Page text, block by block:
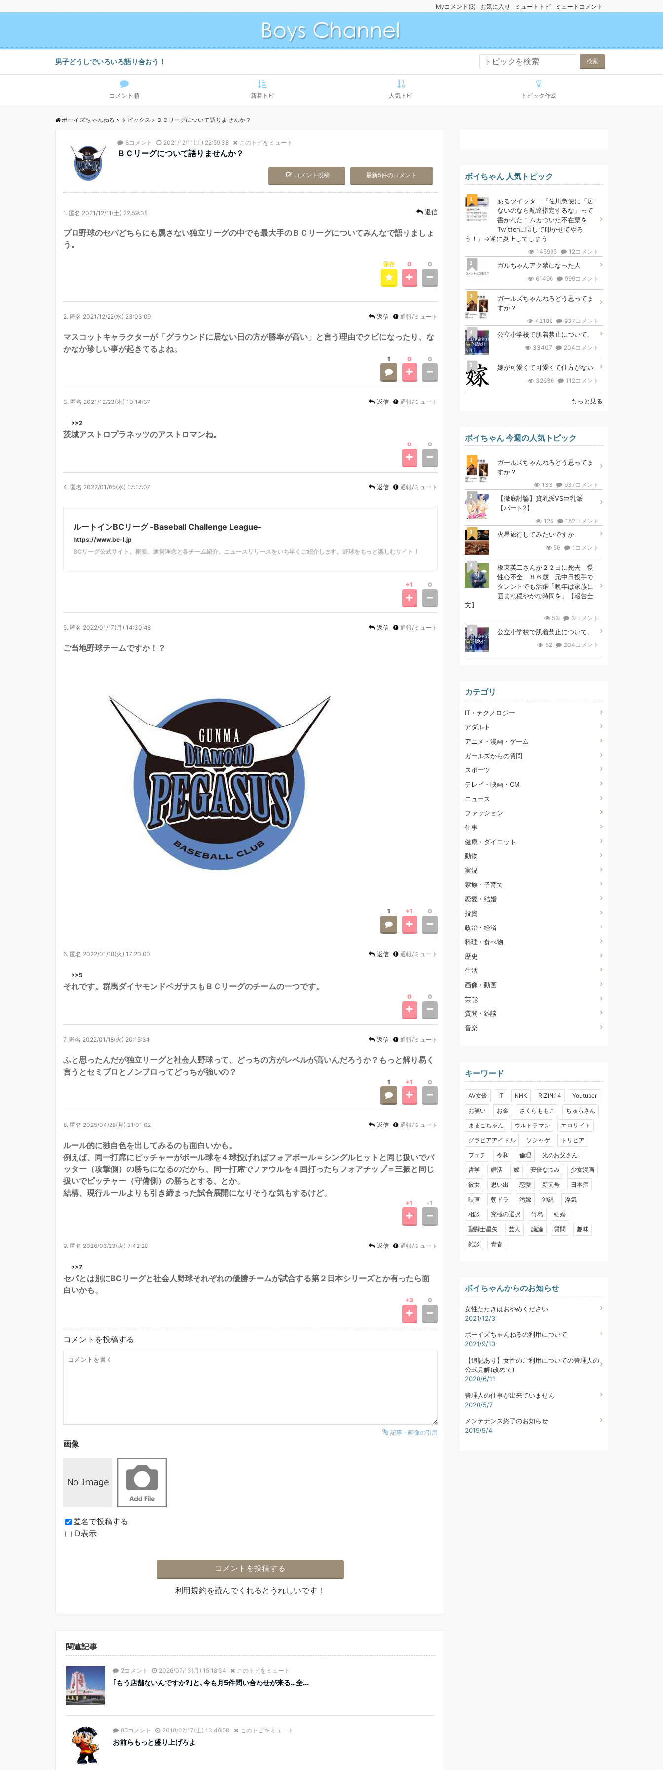
ミュートコメント
ミュートトピ
お気に入り
Myコメント(β)
男子どうしでいろいろ語り合おう！
コメント順 新着トピ 人気トピ トピック作成
ボーイズちゃんねる トピックス ＢＣリーグについて語りませんか？
8コメント 2021/12/11(土) 22:59:38 このトピをミュート
ＢＣリーグについて語りませんか？
コメント投稿 最新5件のコメント
1. 匿名 2021/12/11(土) 22:59:38 返信
プロ野球のセパどちらにも属さない独立リーグの中でも最大手のＢＣリーグについてみんなで語りましょ
う。
保存 0 0
2. 匿名 2021/12/22(水) 23:03:09 返信 通報/ミュート
マスコットキャラクターが「グラウンドに居ない日の方が勝率が高い」と言う理由でクビになったり、な
かなか珍しい事が起きてるよね。
1 0 0
3. 匿名 2021/12/23(木) 10:14:37 返信 通報/ミュート
>>2
茨城アストロプラネッツのアストロマンね。
0 0
4. 匿名 2022/01/05(水) 17:17:07 返信 通報/ミュート
ルートインBCリーグ -Baseball Challenge League-
https://www.bc-l.jp
BCリーグ公式サイト。概要、運営理念と各チーム紹介、ニュースリリースをいち早くご紹介します。野球をもっと楽しむサイト！
+1 0
5. 匿名 2022/01/17(月) 14:30:48 返信 通報/ミュート
ご当地野球チームですか！？
1 +1 0
6. 匿名 2022/01/18(火) 17:20:00 返信 通報/ミュート
>>5
それです。群馬ダイヤモンドペガサスもＢＣリーグのチームの一つです。
0 0
7. 匿名 2022/01/18(火) 20:15:34 返信 通報/ミュート
ふと思ったんだが独立リーグと社会人野球って、どっちの方がレベルが高いんだろうか？もっと解り易く
言うとセミプロとノンプロってどっちが強いの？
1 +1 0
8. 匿名 2025/04/28(月) 21:01:02 返信 通報/ミュート
ルール的に独自色を出してみるのも面白いかも。
例えば、同一打席にピッチャーがボール球を４球投げればフォアボール＝シングルヒットと同じ扱いでバ
ッター（攻撃側）の勝ちになるのだから、同一打席でファウルを４回打ったらフォアチップ＝三振と同じ
扱いでピッチャー（守備側）の勝ちとする、とか。
結構、現行ルールよりも引き締まった試合展開になりそうな気もするけど。
+1 -1
9. 匿名 2026/06/23(火) 7:42:28 返信 通報/ミュート
>>7
セパとは別にBCリーグと社会人野球それぞれの優勝チームが試合する第２日本シリーズとか有ったら面
白いかも。
+3 0
コメントを投稿する
記事・画像の引用
画像
匿名で投稿する
ID表示
利用規約を読んでくれるとうれしいです！
関連記事
2コメント 2026/07/13(月) 15:18:34 このトピをミュート
｢もう店舗ないんですか?｣と､今も月5件問い合わせが来る…全...
85コメント 2018/02/17(土) 13:46:50 このトピをミュート
お前らもっと盛り上げろよ
ボイちゃん 人気トピック
1
あるツイッター『佐川急便に「居
ないのなら配達指定するな」って
書かれた！ムカついた不在票を
Twitterに晒して叩かせてやろ
う！』→逆に炎上してしまう
145995 12コメント
2 ガルちゃんアク禁になった人
61496 999コメント
3
ガールズちゃんねるどう思ってま
すか？
42188 937コメント
4 公立小学校で肌着禁止について。
33407 204コメント
5 嫁が可愛くて可愛くて仕方がない
32636 112コメント
もっと見る
ボイちゃん 今週の人気トピック
1
ガールズちゃんねるどう思ってま
すか？
133 937コメント
2
【徹底討論】貧乳派VS巨乳派
【パート2】
125 152コメント
3 火星旅行してみたいですか
56 1コメント
4
板東英二さんが２２日に死去 慢
性心不全 ８６歳 元中日投手で
タレントでも活躍「晩年は家族に
囲まれ穏やかな時間を」【報告全
文】
53 3コメント
5 公立小学校で肌着禁止について。
52 204コメント
カテゴリ
IT・テクノロジー
アダルト
アニメ・漫画・ゲーム
ガールズからの質問
スポーツ
テレビ・映画・CM
ニュース
ファッション
仕事
健康・ダイエット
動物
実況
家族・子育て
恋愛・結婚
投資
政治・経済
料理・食べ物
歴史
生活
画像・動画
芸能
質問・雑談
音楽
キーワード
AV女優 IT NHK RIZIN.14
Youtuber
お笑い
お金 さくらももこ
ちゅらさん
まるこちゃん
ウルトラマン
エロサイト
グラビアアイドル
ソシャゲ
トリビア
フェチ
令和 倫理
光のお父さん
哲学
婚活 嫁 安倍なつみ
少女漫画
彼女
思い出 恋愛 新元号
日本酒
映画
朝ドラ 汚嫁 沖縄
浮気
相談
究極の選択 竹島
結婚
聖闘士星矢
芸人 議論 質問
趣味
雑談
青春
ボイちゃんからのお知らせ
女性たたきはおやめください
2021/12/3
ボーイズちゃんねるの利用について
2021/9/10
【追記あり】女性のご利用についての管理人の
公式見解(改めて)
2020/6/11
管理人の仕事が出来ていません
2020/5/7
メンテナンス終了のお知らせ
2019/9/4